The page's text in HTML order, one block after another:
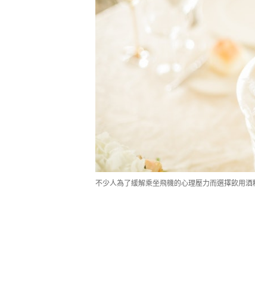
不少人為了緩解乘坐飛機的心理壓力而選擇飲用酒